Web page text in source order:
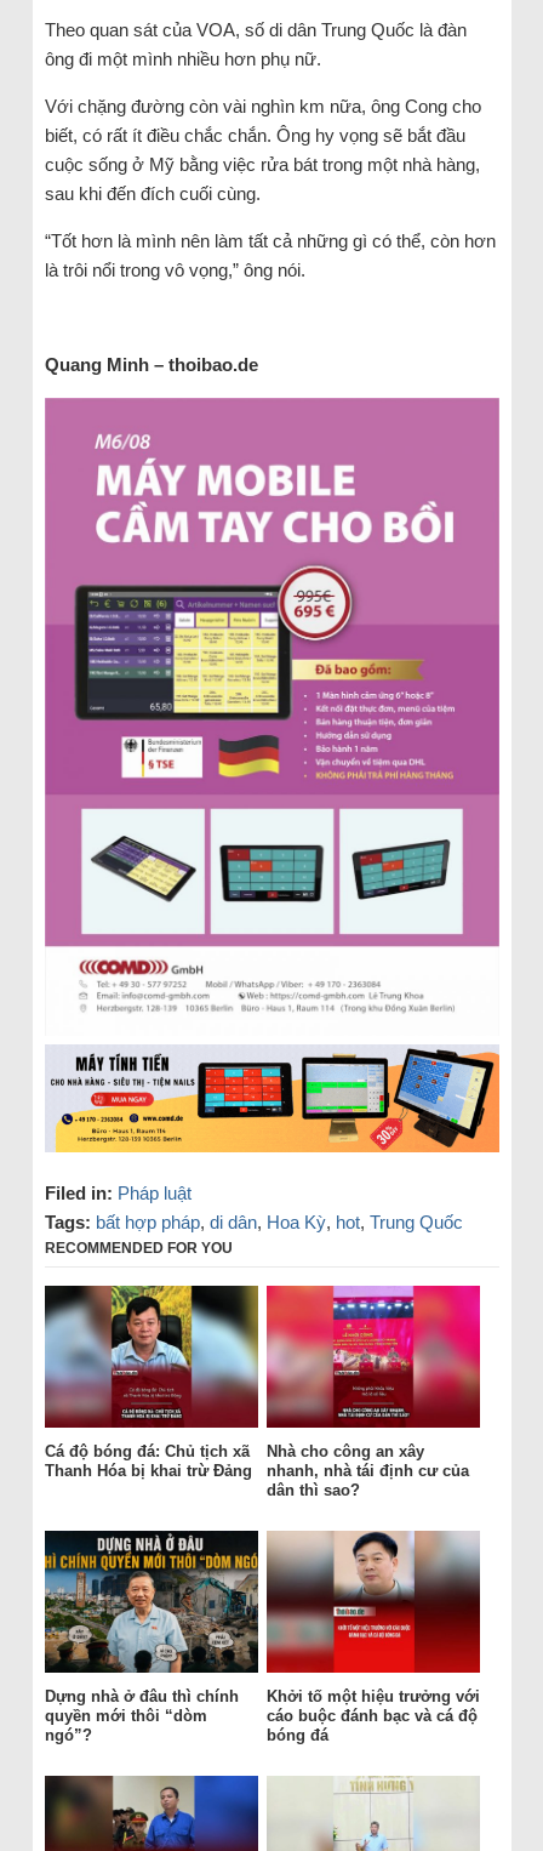
Theo quan sát của VOA, số di dân Trung Quốc là đàn
ông đi một mình nhiều hơn phụ nữ.
Với chặng đường còn vài nghìn km nữa, ông Cong cho
biết, có rất ít điều chắc chắn. Ông hy vọng sẽ bắt đầu
cuộc sống ở Mỹ bằng việc rửa bát trong một nhà hàng,
sau khi đến đích cuối cùng.
“Tốt hơn là mình nên làm tất cả những gì có thể, còn hơn
là trôi nổi trong vô vọng,” ông nói.
Quang Minh – thoibao.de
Filed in: Pháp luật
Tags: bất hợp pháp, di dân, Hoa Kỳ, hot, Trung Quốc
RECOMMENDED FOR YOU
Cá độ bóng đá: Chủ tịch xã
Thanh Hóa bị khai trừ Đảng
Nhà cho công an xây
nhanh, nhà tái định cư của
dân thì sao?
Dựng nhà ở đâu thì chính
quyền mới thôi “dòm
ngó”?
Khởi tố một hiệu trưởng với
cáo buộc đánh bạc và cá độ
bóng đá